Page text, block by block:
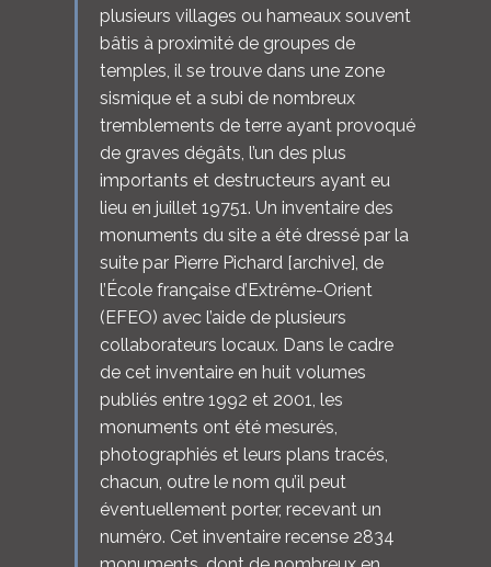
plusieurs villages ou hameaux souvent
bâtis à proximité de groupes de
temples, il se trouve dans une zone
sismique et a subi de nombreux
tremblements de terre ayant provoqué
de graves dégâts, l’un des plus
importants et destructeurs ayant eu
lieu en juillet 19751. Un inventaire des
monuments du site a été dressé par la
suite par Pierre Pichard [archive], de
l’École française d’Extrême-Orient
(EFEO) avec l’aide de plusieurs
collaborateurs locaux. Dans le cadre
de cet inventaire en huit volumes
publiés entre 1992 et 2001, les
monuments ont été mesurés,
photographiés et leurs plans tracés,
chacun, outre le nom qu’il peut
éventuellement porter, recevant un
numéro. Cet inventaire recense 2834